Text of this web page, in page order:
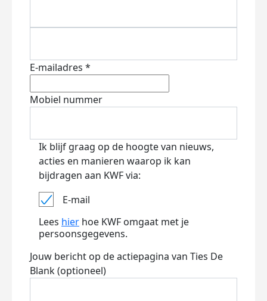
E-mailadres *
Mobiel nummer
Ik blijf graag op de hoogte van nieuws,
acties en manieren waarop ik kan
bijdragen aan KWF via:
E-mail
Lees hier hoe KWF omgaat met je
persoonsgegevens.
Jouw bericht op de actiepagina van Ties De
Blank (optioneel)